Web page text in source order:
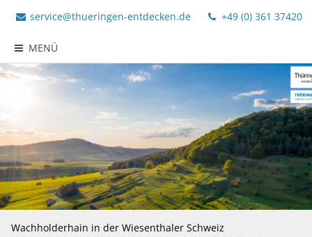
service@thueringen-entdecken.de +49 (0) 361 37420
MENÜ
Wachholderhain in der Wiesenthaler Schweiz